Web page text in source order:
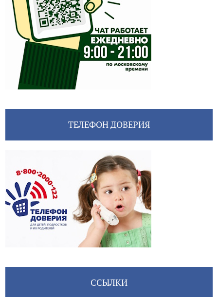
ТЕЛЕФОН ДОВЕРИЯ
ССЫЛКИ